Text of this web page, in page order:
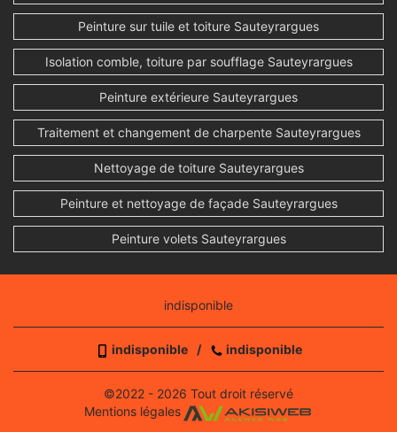
Peinture sur tuile et toiture Sauteyrargues
Isolation comble, toiture par soufflage Sauteyrargues
Peinture extérieure Sauteyrargues
Traitement et changement de charpente Sauteyrargues
Nettoyage de toiture Sauteyrargues
Peinture et nettoyage de façade Sauteyrargues
Peinture volets Sauteyrargues
indisponible
indisponible / indisponible
©2022 - 2026 Tout droit réservé
Mentions légales